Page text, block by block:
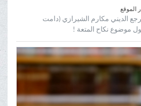
الموقع
الديني مكارم الشيرازي (دامت
موضوع نكاح المتعة !